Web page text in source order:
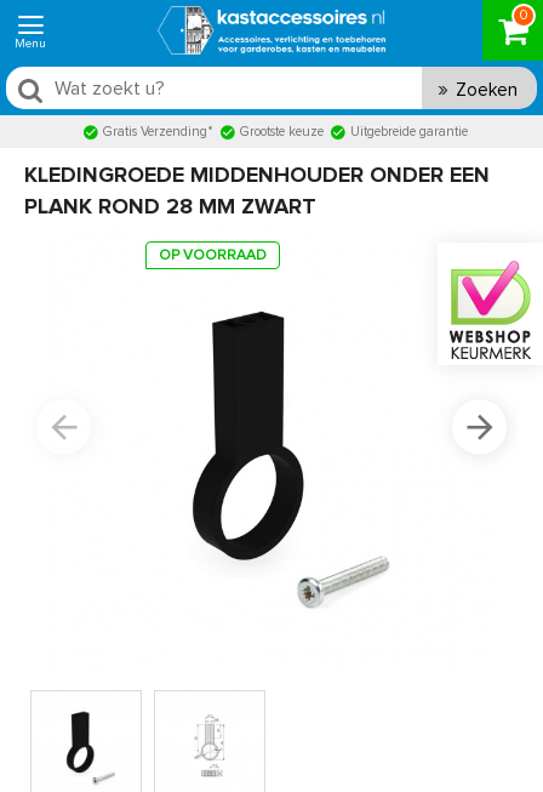
0
Zoeken
Gratis Verzending* Grootste keuze Uitgebreide garantie
KLEDINGROEDE MIDDENHOUDER ONDER EEN
PLANK ROND 28 MM ZWART
OP VOORRAAD